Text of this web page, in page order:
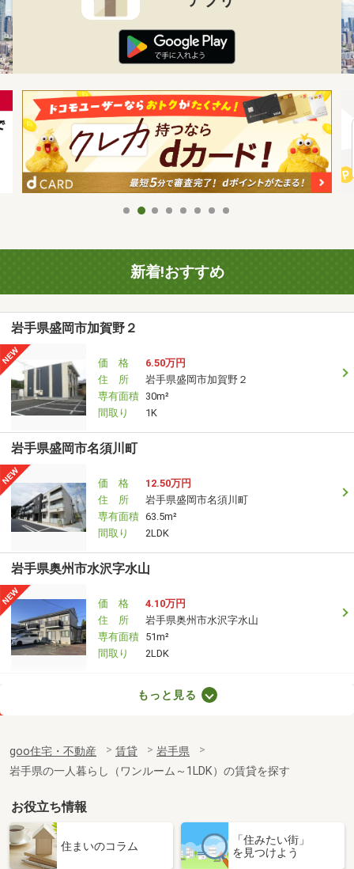
新着!おすすめ
岩手県盛岡市加賀野２
価 格
6.50万円
住 所
岩手県盛岡市加賀野２
専有面積 30m²
間取り
1K
岩手県盛岡市名須川町
価 格
12.50万円
住 所
岩手県盛岡市名須川町
専有面積 63.5m²
間取り
2LDK
岩手県奥州市水沢字水山
価 格
4.10万円
住 所
岩手県奥州市水沢字水山
専有面積 51m²
間取り
2LDK
岩手県盛岡市津志田中央１
専有面積
42m²
間取り
1LDK
岩手県奥州市水沢字北栗林
価 格
4.90万円
岩手県奥州市水沢字北栗林
もっと見る
goo住宅・不動産 賃貸
岩手県
岩手県の一人暮らし（ワンルーム～1LDK）の賃貸を探す
お役立ち情報
住まいのコラム
「住みたい街」
を見つけよう